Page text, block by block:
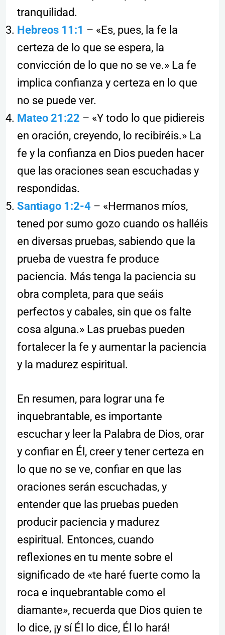
tranquilidad.
Hebreos 11:1 – «Es, pues, la fe la
certeza de lo que se espera, la
convicción de lo que no se ve.» La fe
implica confianza y certeza en lo que
no se puede ver.
Mateo 21:22 – «Y todo lo que pidiereis
en oración, creyendo, lo recibiréis.» La
fe y la confianza en Dios pueden hacer
que las oraciones sean escuchadas y
respondidas.
Santiago 1:2-4 – «Hermanos míos,
tened por sumo gozo cuando os halléis
en diversas pruebas, sabiendo que la
prueba de vuestra fe produce
paciencia. Más tenga la paciencia su
obra completa, para que seáis
perfectos y cabales, sin que os falte
cosa alguna.» Las pruebas pueden
fortalecer la fe y aumentar la paciencia
y la madurez espiritual.
En resumen, para lograr una fe
inquebrantable, es importante
escuchar y leer la Palabra de Dios, orar
y confiar en Él, creer y tener certeza en
lo que no se ve, confiar en que las
oraciones serán escuchadas, y
entender que las pruebas pueden
producir paciencia y madurez
espiritual. Entonces, cuando
reflexiones en tu mente sobre el
significado de «te haré fuerte como la
roca e inquebrantable como el
diamante», recuerda que Dios quien te
lo dice, ¡y sí Él lo dice, Él lo hará!